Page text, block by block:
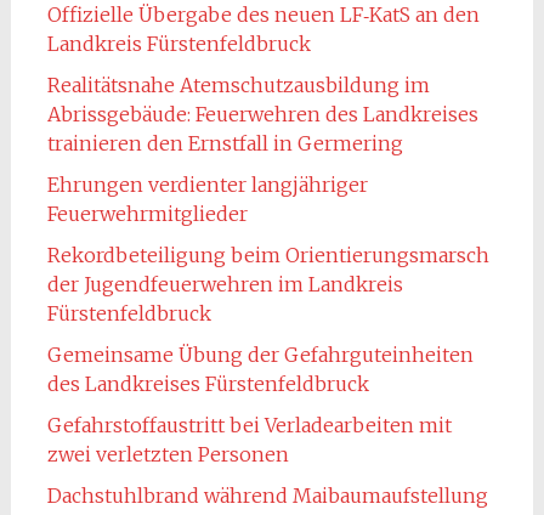
Offizielle Übergabe des neuen LF‑KatS an den
Landkreis Fürstenfeldbruck
Realitätsnahe Atemschutzausbildung im
Abrissgebäude: Feuerwehren des Landkreises
trainieren den Ernstfall in Germering
Ehrungen verdienter langjähriger
Feuerwehrmitglieder
Rekordbeteiligung beim Orientierungsmarsch
der Jugendfeuerwehren im Landkreis
Fürstenfeldbruck
Gemeinsame Übung der Gefahrguteinheiten
des Landkreises Fürstenfeldbruck
Gefahrstoffaustritt bei Verladearbeiten mit
zwei verletzten Personen
Dachstuhlbrand während Maibaumaufstellung